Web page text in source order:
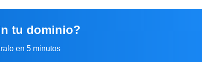
tu dominio?
en 5 minutos